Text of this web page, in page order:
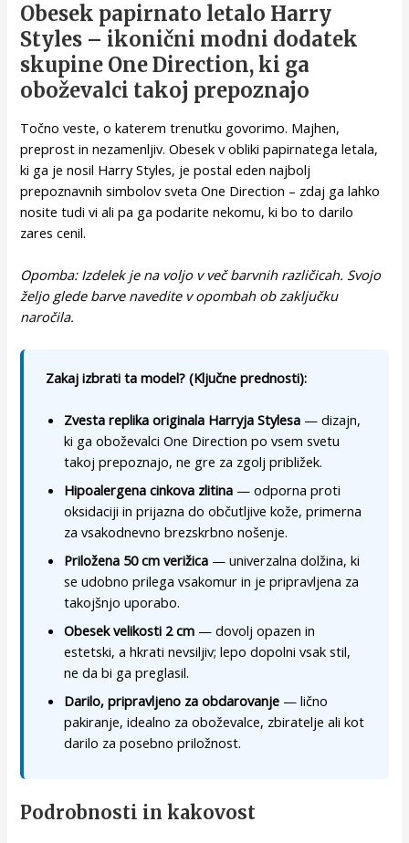
Obesek papirnato letalo Harry
Styles – ikonični modni dodatek
skupine One Direction, ki ga
oboževalci takoj prepoznajo
Točno veste, o katerem trenutku govorimo. Majhen,
preprost in nezamenljiv. Obesek v obliki papirnatega letala,
ki ga je nosil Harry Styles, je postal eden najbolj
prepoznavnih simbolov sveta One Direction – zdaj ga lahko
nosite tudi vi ali pa ga podarite nekomu, ki bo to darilo
zares cenil.
Opomba: Izdelek je na voljo v več barvnih različicah. Svojo
željo glede barve navedite v opombah ob zaključku
naročila.
Zakaj izbrati ta model? (Ključne prednosti):
Zvesta replika originala Harryja Stylesa — dizajn,
ki ga oboževalci One Direction po vsem svetu
takoj prepoznajo, ne gre za zgolj približek.
Hipoalergena cinkova zlitina — odporna proti
oksidaciji in prijazna do občutljive kože, primerna
za vsakodnevno brezskrbno nošenje.
Priložena 50 cm verižica — univerzalna dolžina, ki
se udobno prilega vsakomur in je pripravljena za
takojšnjo uporabo.
Obesek velikosti 2 cm — dovolj opazen in
estetski, a hkrati nevsiljiv; lepo dopolni vsak stil,
ne da bi ga preglasil.
Darilo, pripravljeno za obdarovanje — lično
pakiranje, idealno za oboževalce, zbiratelje ali kot
darilo za posebno priložnost.
Podrobnosti in kakovost